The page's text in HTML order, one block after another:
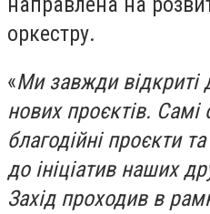
оркестру.
«Ми завжди відкриті
нових проєктів. Самі
благодійні проєкти
до ініціатив наших
Захід проходив в